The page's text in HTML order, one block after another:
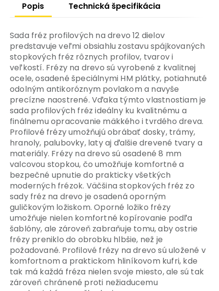
Popis Technická špecifikácia
Sada fréz profilových na drevo 12 dielov
predstavuje veľmi obsiahlu zostavu spájkovaných
stopkových fréz rôznych profilov, tvarov i
veľkostí. Frézy na drevo sú vyrobené z kvalitnej
ocele, osadené špeciálnymi HM plátky, potiahnuté
odolným antikoróznym povlakom a navyše
precízne naostrené. Vďaka týmto vlastnostiam je
sada profilových fréz ideálny ku kvalitnému a
finálnemu opracovanie mäkkého i tvrdého dreva.
Profilové frézy umožňujú obrábať dosky, trámy,
hranoly, palubovky, laty aj ďalšie drevené tvary a
materiály. Frézy na drevo sú osadené 8 mm
valcovou stopkou, čo umožňuje komfortné a
bezpečné upnutie do prakticky všetkých
moderných frézok. Väčšina stopkových fréz zo
sady fréz na drevo je osadená oporným
guličkovým ložiskom. Oporné ložiko frézy
umožňuje nielen komfortné kopírovanie podľa
šablóny, ale zároveň zabraňuje tomu, aby ostrie
frézy preniklo do obrobku hlbšie, než je
požadované. Profilové frézy na drevo sú uložené v
komfortnom a praktickom hliníkovom kufri, kde
tak má každá fréza nielen svoje miesto, ale sú tak
zároveň chránené proti nežiaducemu